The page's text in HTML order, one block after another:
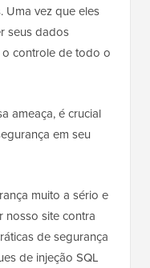
Uma vez que eles
seus dados
o controle de todo o
ameaça, é crucial
em seu
muito a sério e
nosso site contra
de segurança
de injeção SQL